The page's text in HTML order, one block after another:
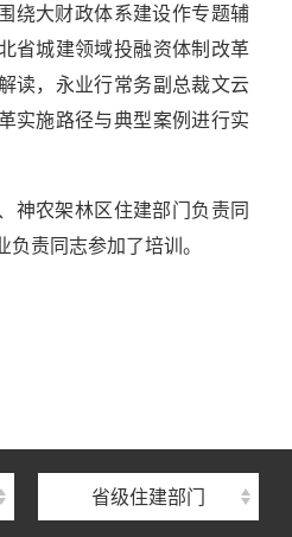
绕大财政体系建设作专题辅
省城建领域投融资体制改革
读，永业行常务副总裁文云
实施路径与典型案例进行实
神农架林区住建部门负责同
责同志参加了培训。
省级住建部门
全监督总站